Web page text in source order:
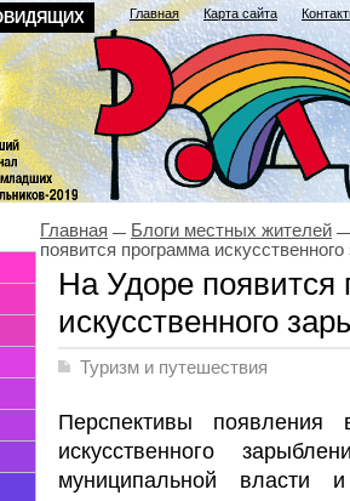
Главная Карта сайта
Главная
Блоги местных жителей
появится программа
На Удоре появится
искусственного
Туризм и путешествия
Перспективы
искусственного
муниципальной власти